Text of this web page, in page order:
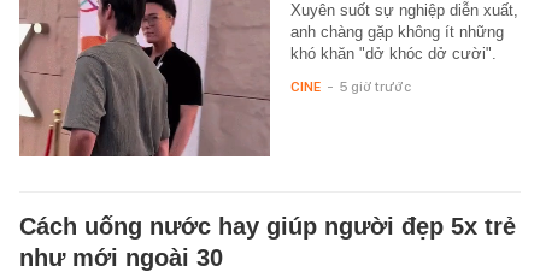
Xuyên suốt sự nghiệp diễn xuất,
anh chàng gặp không ít những
khó khăn "dở khóc dở cười".
CINE - 5 giờ trước
Cách uống nước hay giúp người đẹp 5x trẻ
như mới ngoài 30